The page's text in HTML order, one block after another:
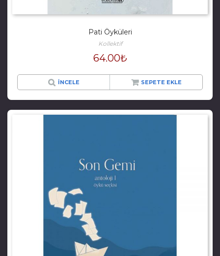
Pati Öyküleri
Kollektif
64.00₺
İNCELE SEPETE EKLE